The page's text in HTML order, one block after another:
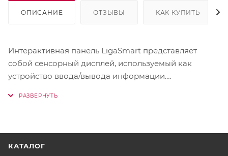
ОПИСАНИЕ ОТЗЫВЫ КАК КУПИТЬ
Интерактивная панель LigaSmart представляет
собой сенсорный дисплей, используемый как
устройство ввода/вывода информации.
КАТАЛОГ